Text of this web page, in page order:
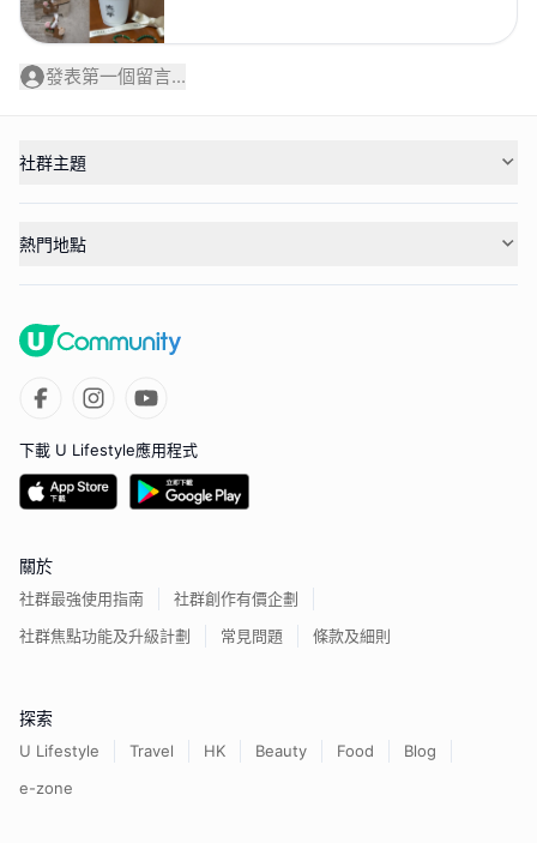
發表第一個留言...
社群主題
熱門地點
下載 U Lifestyle應用程式
關於
社群最強使用指南
社群創作有價企劃
社群焦點功能及升級計劃
常見問題 條款及細則
探索
U Lifestyle Travel HK Beauty Food
Blog
e-zone